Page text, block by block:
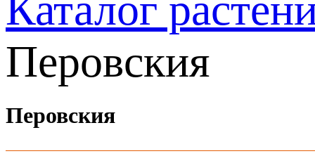
Перовския
Перовския